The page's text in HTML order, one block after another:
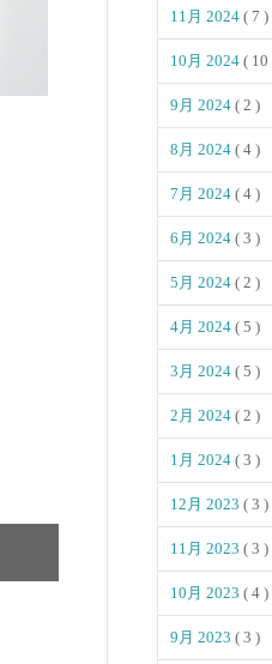
11月 2024 ( 7 )
10月 2024 ( 10
9月 2024 ( 2 )
8月 2024 ( 4 )
7月 2024 ( 4 )
6月 2024 ( 3 )
5月 2024 ( 2 )
4月 2024 ( 5 )
3月 2024 ( 5 )
2月 2024 ( 2 )
1月 2024 ( 3 )
12月 2023 ( 3 )
11月 2023 ( 3 )
10月 2023 ( 4 )
9月 2023 ( 3 )